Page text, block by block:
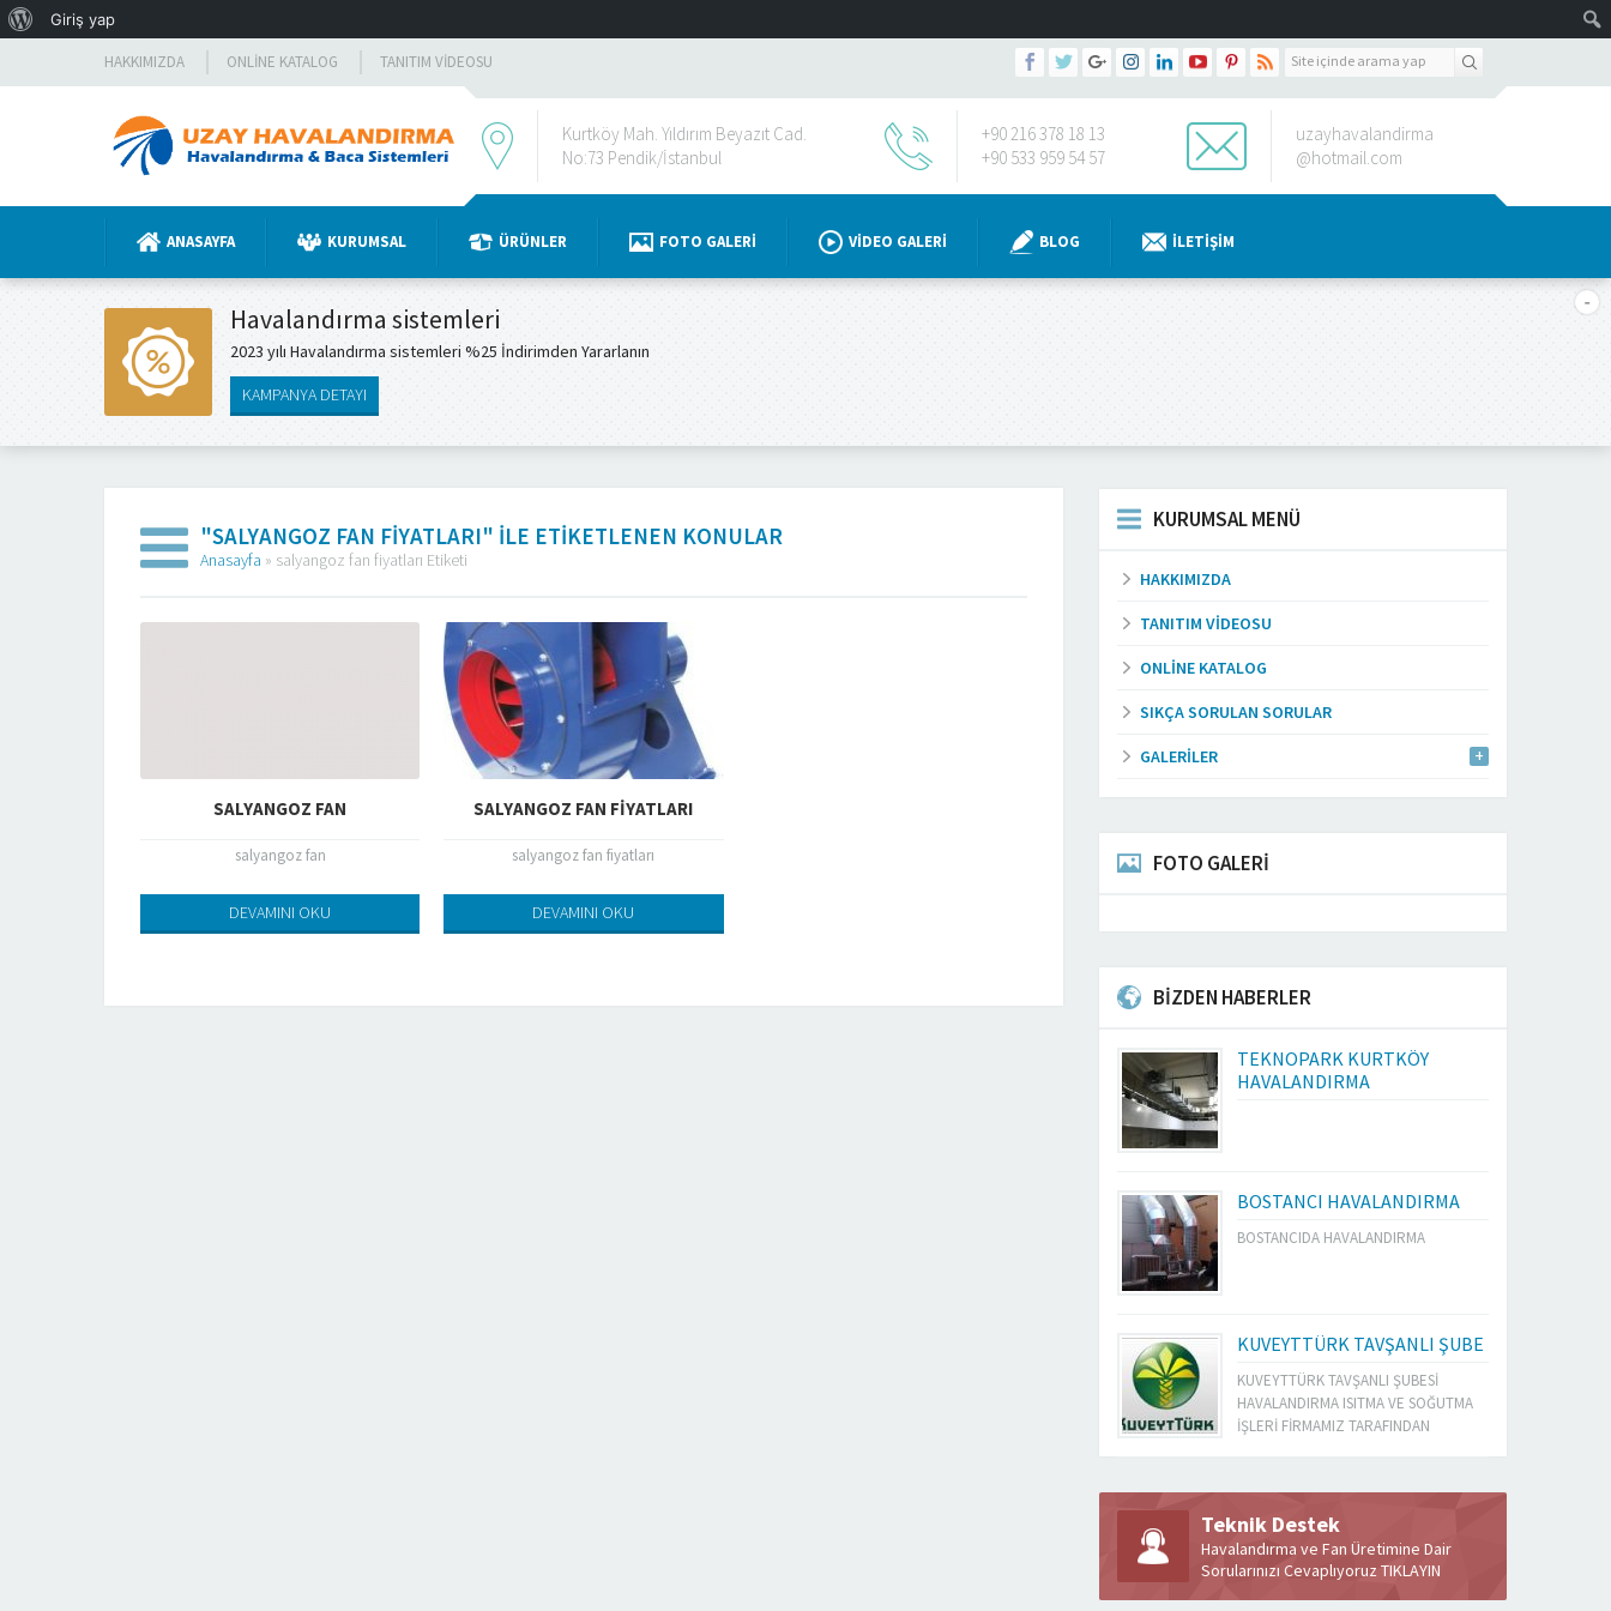
HAKKIMIZDA ONLINE KATALOG TANITIM VIDEOSU
Kurtköy Mah. Yıldırım Beyazıt Cad.
No:73 Pendik/İstanbul
+90 216 378 18 13
+90 533 959 54 57
uzayhavalandirma
@hotmail.com
ANASAYFA KURUMSAL ÜRÜNLER FOTO GALERI VIDEO GALERI BLOG İLETIŞIM
Havalandırma sistemleri
2023 yılı Havalandırma sistemleri %25 İndirimden Yararlanın
KAMPANYA DETAYI
"SALYANGOZ FAN FIYATLARI" ILE ETIKETLENEN KONULAR
Anasayfa » salyangoz fan fiyatları Etiketi
SALYANGOZ FAN
salyangoz fan
DEVAMINI OKU
SALYANGOZ FAN FIYATLARI
salyangoz fan fiyatları
DEVAMINI OKU
KURUMSAL MENÜ
HAKKIMIZDA
TANITIM VIDEOSU
ONLINE KATALOG
SIKÇA SORULAN SORULAR
GALERILER
FOTO GALERİ
BİZDEN HABERLER
TEKNOPARK KURTKÖY
HAVALANDIRMA
BOSTANCI HAVALANDIRMA
BOSTANCIDA HAVALANDIRMA
KUVEYTTÜRK TAVŞANLI ŞUBE
KUVEYTTÜRK TAVŞANLI ŞUBESİ
HAVALANDIRMA ISITMA VE SOĞUTMA
İŞLERİ FİRMAMIZ TARAFINDAN
Teknik Destek
Havalandırma ve Fan Üretimine Dair
Sorularınızı Cevaplıyoruz TIKLAYIN
WordPress
Giriş yap